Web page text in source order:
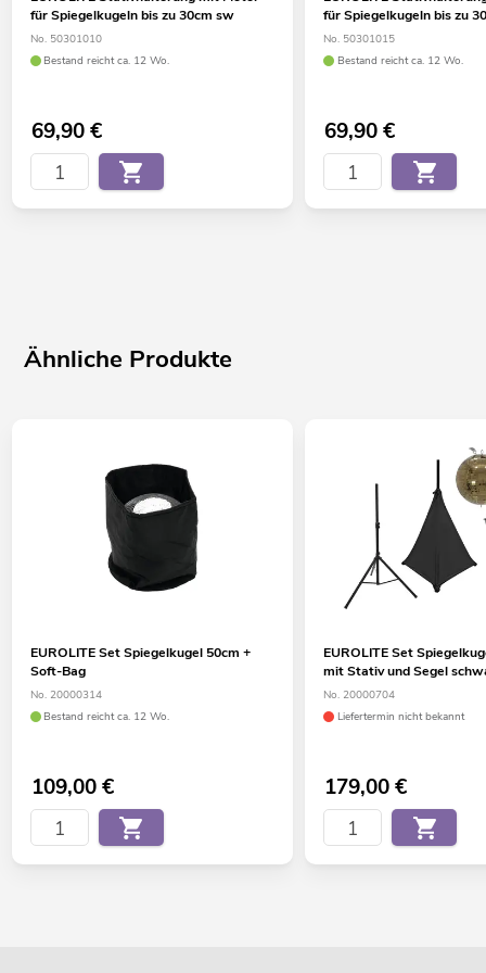
für Spiegelkugeln bis zu 30cm sw
No. 50301010
Bestand reicht ca. 12 Wo.
69,90€
für Spiegelkugeln bis zu
No. 50301015
Bestand reicht ca. 12 Wo.
69,90€
Ähnliche Produkte
EUROLITE Set Spiegelkugel 50cm +
Soft-Bag
No. 20000314
Bestand reicht ca. 12 Wo.
109,00€
EUROLITE Set
mit Stativ und Segel
No. 20000704
Liefertermin nicht bekannt
179,00€